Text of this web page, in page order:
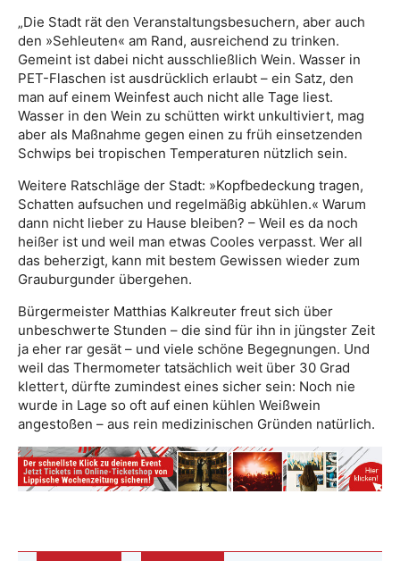
„Die Stadt rät den Veranstaltungsbesuchern, aber auch
den »Sehleuten« am Rand, ausreichend zu trinken.
Gemeint ist dabei nicht ausschließlich Wein. Wasser in
PET-Flaschen ist ausdrücklich erlaubt – ein Satz, den
man auf einem Weinfest auch nicht alle Tage liest.
Wasser in den Wein zu schütten wirkt unkultiviert, mag
aber als Maßnahme gegen einen zu früh einsetzenden
Schwips bei tropischen Temperaturen nützlich sein.
Weitere Ratschläge der Stadt: »Kopfbedeckung tragen,
Schatten aufsuchen und regelmäßig abkühlen.« Warum
dann nicht lieber zu Hause bleiben? – Weil es da noch
heißer ist und weil man etwas Cooles verpasst. Wer all
das beherzigt, kann mit bestem Gewissen wieder zum
Grauburgunder übergehen.
Bürgermeister Matthias Kalkreuter freut sich über
unbeschwerte Stunden – die sind für ihn in jüngster Zeit
ja eher rar gesät – und viele schöne Begegnungen. Und
weil das Thermometer tatsächlich weit über 30 Grad
klettert, dürfte zumindest eines sicher sein: Noch nie
wurde in Lage so oft auf einen kühlen Weißwein
angestoßen – aus rein medizinischen Gründen natürlich.